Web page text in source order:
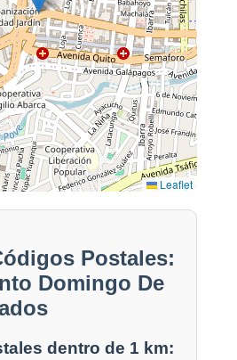
Leaflet
Postales:
Domingo De
dentro de 1 km: